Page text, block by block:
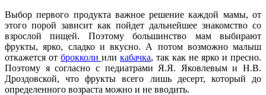
Выбор первого продукта важное решение каждой мамы, от
этого порой зависит как пойдет дальнейшее знакомство со
взрослой пищей. Поэтому большинство мам выбирают
фрукты, ярко, сладко и вкусно. А потом возможно малыш
откажется от брокколи или кабачка, так как не ярко и пресно.
Поэтому я согласно с педиатрами Я.Я. Яковлевым и Н.В.
Дроздовской, что фрукты всего лишь десерт, который до
определенного возраста можно и не вводить.